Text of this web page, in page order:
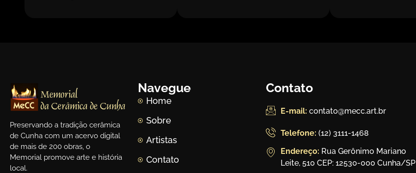
Preservando a tradição cerâmica
de Cunha com um acervo digital
de mais de 200 obras, o
Memorial promove arte e história
local.
Navegue
Home
Sobre
Artistas
Contato
Contato
E-mail: contato@mecc.art.br
Telefone: (12) 3111-1468
Endereço: Rua Gerônimo Mariano
Leite, 510 CEP: 12530-000 Cunha/SP